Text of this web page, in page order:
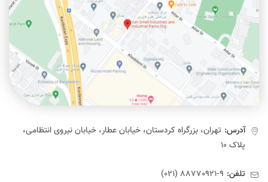
آدرس: تهران، بزرگراه کردستان، خیابان عطار، خیابان نیروی انتظامی،
پلاک ۱۰
تلفن: 9-88770921 (021)